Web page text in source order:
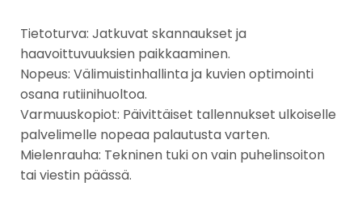
Tietoturva: Jatkuvat skannaukset ja
haavoittuvuuksien paikkaaminen.
Nopeus: Välimuistinhallinta ja kuvien optimointi
osana rutiinihuoltoa.
Varmuuskopiot: Päivittäiset tallennukset ulkoiselle
palvelimelle nopeaa palautusta varten.
Mielenrauha: Tekninen tuki on vain puhelinsoiton
tai viestin päässä.